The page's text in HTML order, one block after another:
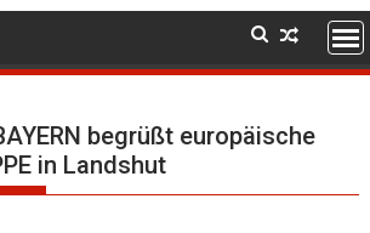
begrüßt europäische
in Landshut